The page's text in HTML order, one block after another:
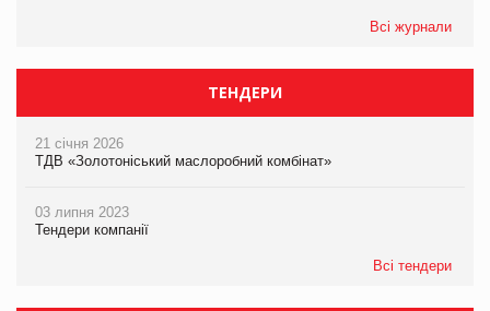
Всі журнали
ТЕНДЕРИ
21 січня 2026
ТДВ «Золотоніський маслоробний комбінат»
03 липня 2023
Тендери компанії
Всі тендери